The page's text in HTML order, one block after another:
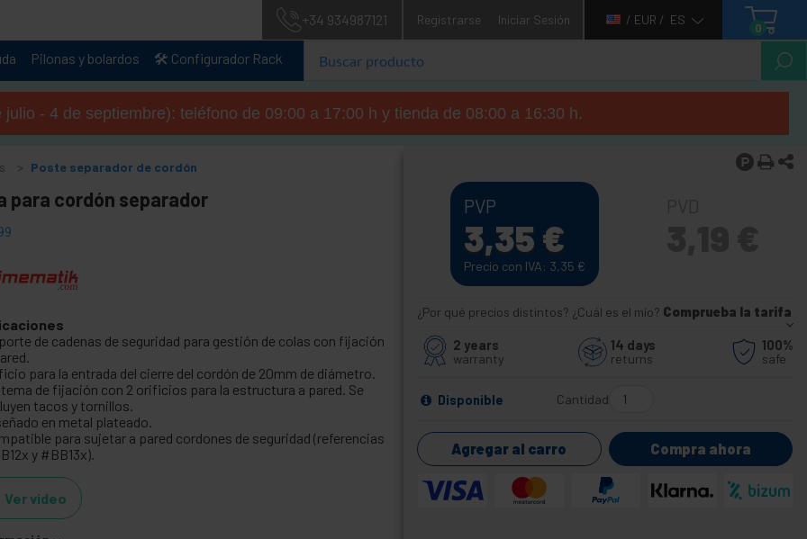
+34 934987121 Registrarse Iniciar Sesión / EUR / ES
0
Pilonas y bolardos 🛠️ Configurador Rack
- 4 de septiembre): teléfono de 09:00 a 17:00 h y tienda de 08:00 a 16:30 h.
Poste separador de cordón
para cordón separador
de cadenas de seguridad para gestión de colas con fijación
para la entrada del cierre del cordón de 20mm de diámetro.
de fijación con 2 orificios para la estructura a pared. Se
tacos y tornillos.
en metal plateado.
para sujetar a pared cordones de seguridad (referencias
y #BB13x).
Ver video
PVP
3,35 €
Precio con IVA: 3,35 €
¿Por qué precios distintos? ¿Cuál es el mío? Comprueba la tarifa
2 years
warranty
14 days
returns
100%
safe
Disponible Cantidad
Agregar al carro Compra ahora